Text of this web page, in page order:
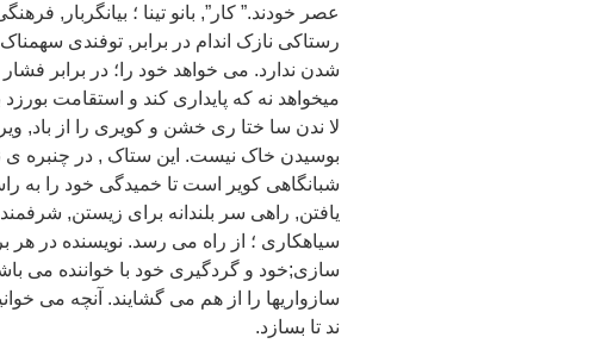
عصر خودند.” کار”, بانو تینا ؛ بیانگربار,
رستاکی نازک اندام در برابر, توفندی
شدن ندارد. می خواهد خود را؛ در برابر
میخواهد نه که پایداری کند و استقامت
لا ندن سا ختا ری خشن و کویری را از باد,
بوسیدن خاک نیست. این ستاک , در چنبره ی
شبانگاهی کویر است تا خمیدگی خود را به
یافتن, راهی سر بلندانه برای زیستن,
سیاهکاری ؛ از راه می رسد. نویسنده در هر
سازی;خود و گردگیری خود با خواننده می
سازواریها را از هم می گشایند. آنچه می
ند تا بسازد.